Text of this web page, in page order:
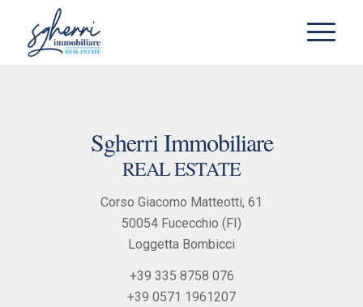
Sgherri Immobiliare
REAL ESTATE
Corso Giacomo Matteotti, 61
50054 Fucecchio (FI)
Loggetta Bombicci
+39 335 8758 076
+39 0571 1961207